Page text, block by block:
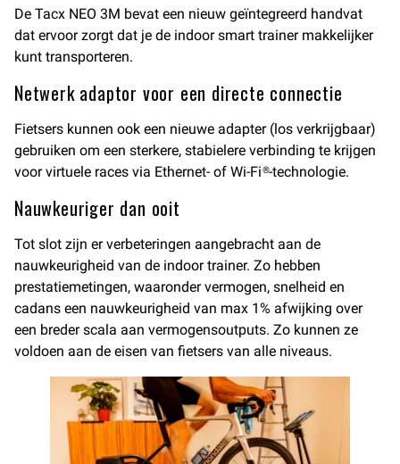
De Tacx NEO 3M bevat een nieuw geïntegreerd handvat
dat ervoor zorgt dat je de indoor smart trainer makkelijker
kunt transporteren.
Netwerk adaptor voor een directe connectie
Fietsers kunnen ook een nieuwe adapter (los verkrijgbaar)
gebruiken om een sterkere, stabielere verbinding te krijgen
voor virtuele races via Ethernet- of Wi-Fi®-technologie.
Nauwkeuriger dan ooit
Tot slot zijn er verbeteringen aangebracht aan de
nauwkeurigheid van de indoor trainer. Zo hebben
prestatiemetingen, waaronder vermogen, snelheid en
cadans een nauwkeurigheid van max 1% afwijking over
een breder scala aan vermogensoutputs. Zo kunnen ze
voldoen aan de eisen van fietsers van alle niveaus.